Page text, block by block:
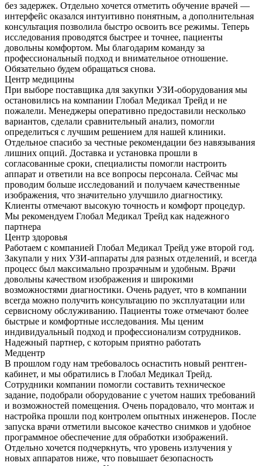
без задержек. Отдельно хочется отметить обучение врачей —
интерфейс оказался интуитивно понятным, а дополнительная
консультация позволила быстро освоить все режимы. Теперь
исследования проводятся быстрее и точнее, пациенты
довольны комфортом. Мы благодарим команду за
профессиональный подход и внимательное отношение.
Обязательно будем обращаться снова.
Центр медицины
При выборе поставщика для закупки УЗИ-оборудования мы
остановились на компании Глобал Медикал Трейд и не
пожалели. Менеджеры оперативно предоставили несколько
вариантов, сделали сравнительный анализ, помогли
определиться с лучшим решением для нашей клиники.
Отдельное спасибо за честные рекомендации без навязывания
лишних опций. Доставка и установка прошли в
согласованные сроки, специалисты помогли настроить
аппарат и ответили на все вопросы персонала. Сейчас мы
проводим больше исследований и получаем качественные
изображения, что значительно улучшило диагностику.
Клиенты отмечают высокую точность и комфорт процедур.
Мы рекомендуем Глобал Медикал Трейд как надежного
партнера
Центр здоровья
Работаем с компанией Глобал Медикал Трейд уже второй год.
Закупали у них УЗИ-аппараты для разных отделений, и всегда
процесс был максимально прозрачным и удобным. Врачи
довольны качеством изображения и широкими
возможностями диагностики. Очень радует, что в компании
всегда можно получить консультацию по эксплуатации или
сервисному обслуживанию. Пациенты тоже отмечают более
быстрые и комфортные исследования. Мы ценим
индивидуальный подход и профессионализм сотрудников.
Надежный партнер, с которым приятно работать
Медцентр
В прошлом году нам требовалось оснастить новый рентген-
кабинет, и мы обратились в Глобал Медикал Трейд.
Сотрудники компании помогли составить техническое
задание, подобрали оборудование с учетом наших требований
и возможностей помещения. Очень порадовало, что монтаж и
настройка прошли под контролем опытных инженеров. После
запуска врачи отметили высокое качество снимков и удобное
программное обеспечение для обработки изображений.
Отдельно хочется подчеркнуть, что уровень излучения у
новых аппаратов ниже, что повышает безопасность